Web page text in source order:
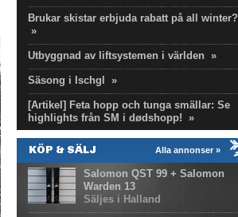
Brukar skistar erbjuda rabatt på all winter?
»
Utbyggnad av liftsystemen i världen »
Säsong i Ischgl »
[Artikel] Feta hopp och tunga smällar: Se
highlights från SM i dødshopp! »
Alla annonser »
KÖP & SÄLJ
Salomon QST 99 + Salomon
Warden 13
Säljes i Halland